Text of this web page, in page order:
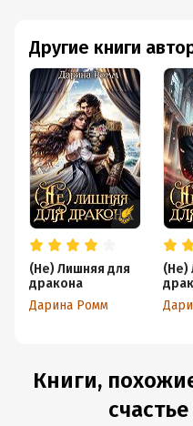
Другие книги
(Не) Лишняя для
дракона
Дарина Ромм
(Не)
Книги,